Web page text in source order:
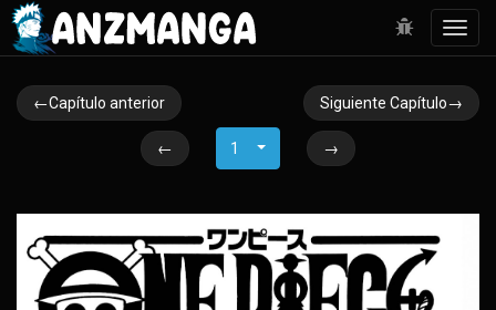
←Capítulo anterior Siguiente Capítulo→
← 1 →